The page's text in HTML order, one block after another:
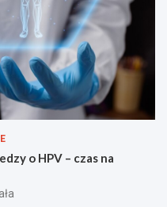
o HPV – czas na